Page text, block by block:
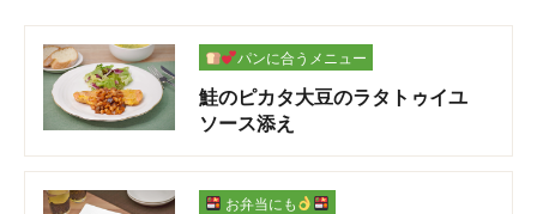
パンに合うメニュー
鮭のピカタ大豆のラタトゥイユ
ソース添え
お弁当にも